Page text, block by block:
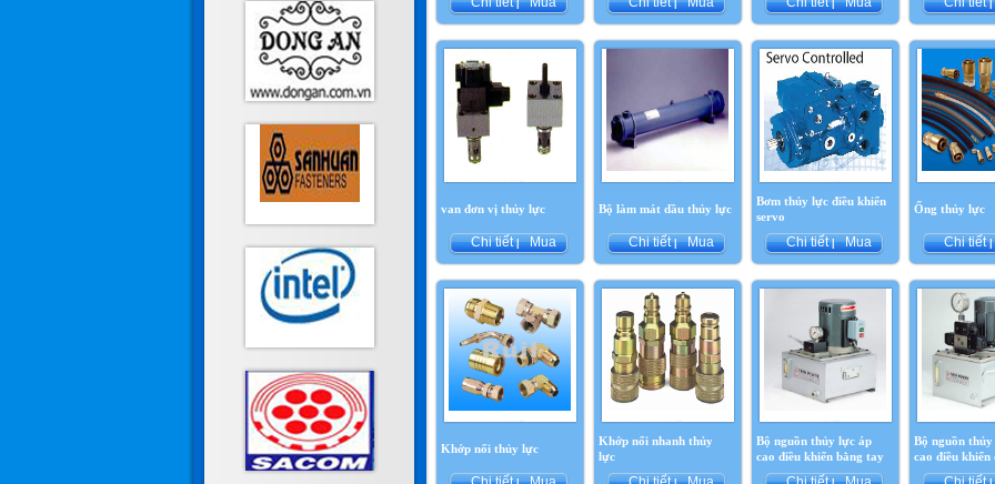
| | | |
van đơn vị thủy lực
Chi tiết| Mua
Bộ làm mát dầu thủy lực
Chi tiết| Mua
Bơm thủy lực điều khiển
servo
Chi tiết| Mua
Ống thủy lực
Chi tiết|
Khớp nối thủy lực
Khớp nối nhanh thủy
lực
Bộ nguồn thủy lực áp
cao điều khiển bằng tay
Bộ nguồn
cao điều khiển